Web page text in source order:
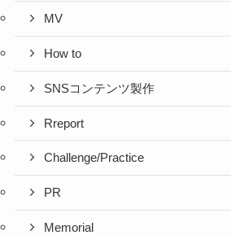
MV
How to
SNSコンテンツ製作
Rreport
Challenge/Practice
PR
Memorial